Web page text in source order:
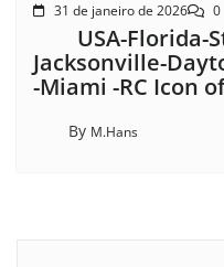
31 de janeiro de 2026 0
USA-Florida-
Jacksonville-
-Miami -RC Icon
By M.Hans